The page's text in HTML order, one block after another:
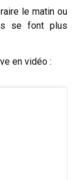
le matin ou
se font plus
en vidéo :